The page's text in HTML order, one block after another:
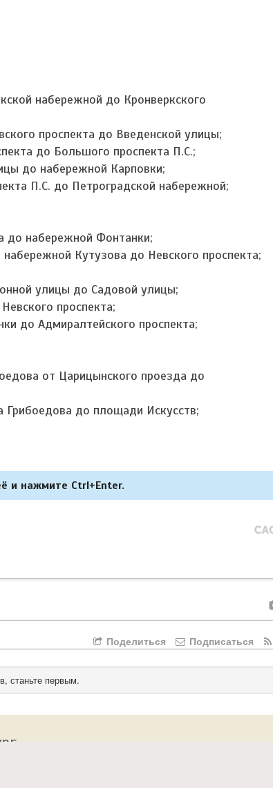
набережной до Кронверкского
проспекта до Введенской улицы;
до Большого проспекта П.С.;
до набережной Карповки;
П.С. до Петроградской набережной;
до набережной Фонтанки;
Кутузова до Невского проспекта;
улицы до Садовой улицы;
проспекта;
до Адмиралтейского проспекта;
от Царицынского проезда до
до площади Искусств;
и нажмите Ctrl+Enter.
Подписаться
Поделиться
станьте первым.